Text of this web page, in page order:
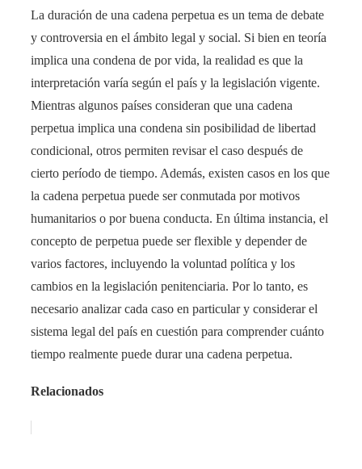
La duración de una cadena perpetua es un tema de debate
y controversia en el ámbito legal y social. Si bien en teoría
implica una condena de por vida, la realidad es que la
interpretación varía según el país y la legislación vigente.
Mientras algunos países consideran que una cadena
perpetua implica una condena sin posibilidad de libertad
condicional, otros permiten revisar el caso después de
cierto período de tiempo. Además, existen casos en los que
la cadena perpetua puede ser conmutada por motivos
humanitarios o por buena conducta. En última instancia, el
concepto de perpetua puede ser flexible y depender de
varios factores, incluyendo la voluntad política y los
cambios en la legislación penitenciaria. Por lo tanto, es
necesario analizar cada caso en particular y considerar el
sistema legal del país en cuestión para comprender cuánto
tiempo realmente puede durar una cadena perpetua.
Relacionados